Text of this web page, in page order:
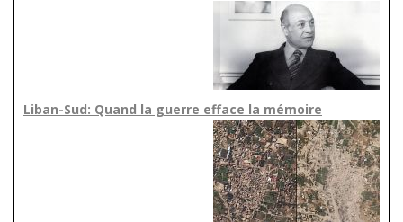
Liban-Sud: Quand la guerre efface la mémoire